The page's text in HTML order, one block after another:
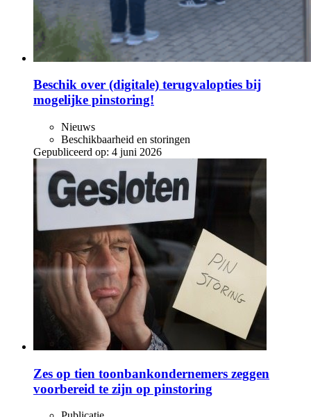
Beschik over (digitale) terugvalopties bij
mogelijke pinstoring!
Nieuws
Beschikbaarheid en storingen
Gepubliceerd op: 4 juni 2026
Zes op tien toonbankondernemers zeggen
voorbereid te zijn op pinstoring